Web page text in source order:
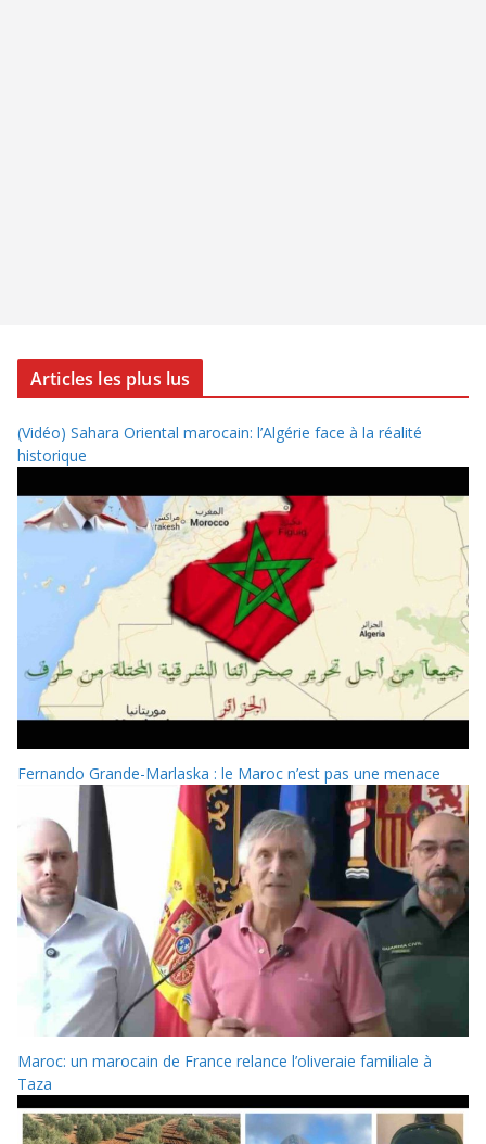
Articles les plus lus
(Vidéo) Sahara Oriental marocain: l’Algérie face à la réalité
historique
Fernando Grande-Marlaska : le Maroc n’est pas une menace
Maroc: un marocain de France relance l’oliveraie familiale à
Taza